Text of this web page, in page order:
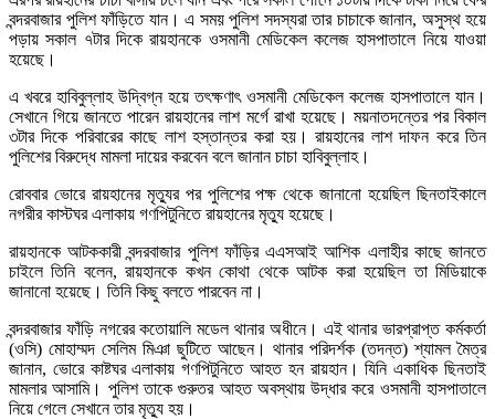
বন্দরবাজার পুলিশ ফাঁড়িতে যান। এ সময় পুলিশ সদস্যরা তার চাচাকে জানান, অসুস্থ হয়ে
পড়ায় সকাল ৭টার দিকে রায়হানকে ওসমানী মেডিকেল কলেজ হাসপাতালে নিয়ে যাওয়া
হয়েছে।
এ খবরে হাবিবুল্লাহ উদ্বিগ্ন হয়ে তৎক্ষণাৎ ওসমানী মেডিকেল কলেজ হাসপাতালে যান।
সেখানে গিয়ে জানতে পারেন রায়হানের লাশ মর্গে রাখা হয়েছে। ময়নাতদন্তের পর বিকাল
৩টার দিকে পরিবারের কাছে লাশ হস্তান্তর করা হয়। রায়হানের লাশ দাফন করে তিন
পুলিশের বিরুদ্ধে মামলা দায়ের করবেন বলে জানান চাচা হাবিবুল্লাহ।
রোববার ভোরে রায়হানের মৃত্যুর পর পুলিশের পক্ষ থেকে জানানো হয়েছিল ছিনতাইকালে
নগরীর কাস্টঘর এলাকায় গণপিটুনিতে রায়হানের মৃত্যু হয়েছে।
রায়হানকে আটককারী বন্দরবাজার পুলিশ ফাঁড়ির এএসআই আশিক এলাহীর কাছে জানতে
চাইলে তিনি বলেন, রায়হানকে কখন কোথা থেকে আটক করা হয়েছিল তা মিডিয়াকে
জানানো হয়েছে। তিনি কিছু বলতে পারবেন না।
বন্দরবাজার ফাঁড়ি নগরের কতোয়ালি মডেল থানার অধীনে। এই থানার ভারপ্রাপ্ত কর্মকর্তা
(ওসি) মোহাম্মদ সেলিম মিঞা ছুটিতে আছেন। থানার পরিদর্শক (তদন্ত) শ্যামল মৈত্র
জানান, ভোরে কাষ্টঘর এলাকায় গণপিটুনিতে আহত হন রায়হান। যিনি একাধিক ছিনতাই
মামলার আসামি। পুলিশ তাকে গুরুতর আহত অবস্থায় উদ্ধার করে ওসমানী হাসপাতালে
নিয়ে গেলে সেখানে তার মৃত্যু হয়।